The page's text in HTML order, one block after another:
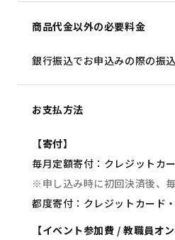
商品代金以外の必要料金
銀行振込でお申込みの際の振
お支払方法
【寄付】
毎月定額寄付：クレジットカ
※申し込み時に初回決済後、
都度寄付：クレジットカード
【イベント参加費 / 教職員オ